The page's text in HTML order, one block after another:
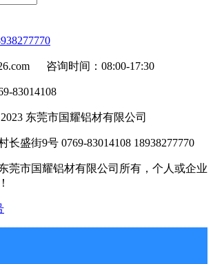
咨询时间：08:00-17:30
83014108
东莞市国耀铝材有限公司
长盛街9号 0769-83014108 18938277770
莞市国耀铝材有限公司所有，个人或企业